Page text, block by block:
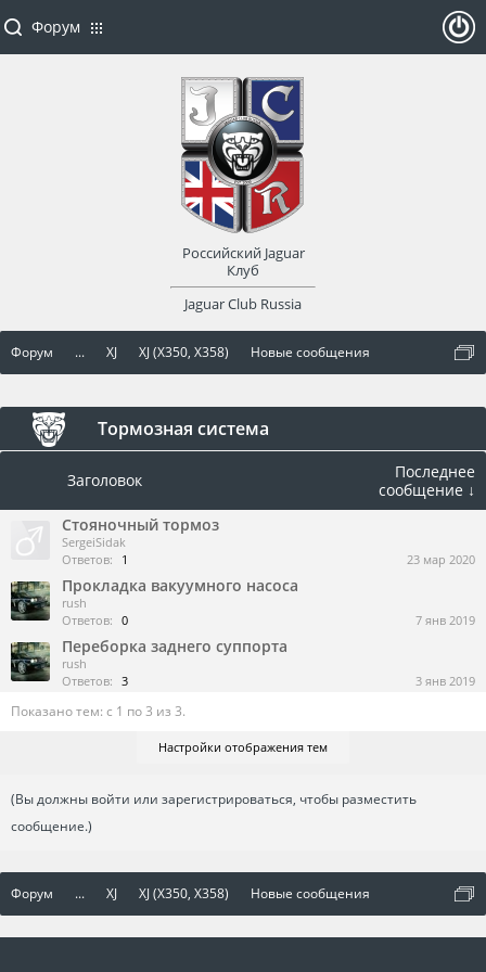
Форум ... XJ XJ (X350, X358) Новые сообщения
Тормозная система
Заголовок
Последнее
сообщение ↓
Стояночный тормоз
SergeiSidak
Ответов:
1 23 мар 2020
Прокладка вакуумного насоса
rush
Ответов: 0 7 янв 2019
Переборка заднего суппорта
rush
Ответов: 3 3 янв 2019
Показано тем: с 1 по 3 из 3.
Настройки отображения тем
(Вы должны войти или зарегистрироваться, чтобы разместить
сообщение.)
Форум ... XJ XJ (X350, X358) Новые сообщения
Форум
Российский Jaguar
Клуб
Jaguar Club Russia
оват